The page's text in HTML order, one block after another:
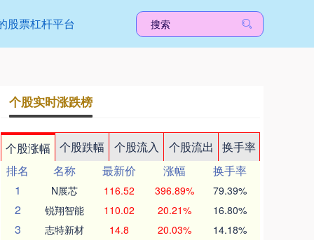
股票杠杆平台
个股实时涨跌榜
个股涨幅 个股跌幅 个股流入 个股流出
换手率
排名
名称 最新价 涨幅
换手率
1
N展芯 116.52 396.89% 79.39%
2 锐翔智能 110.02 20.21% 16.80%
3 志特新材 14.8 20.03% 14.18%